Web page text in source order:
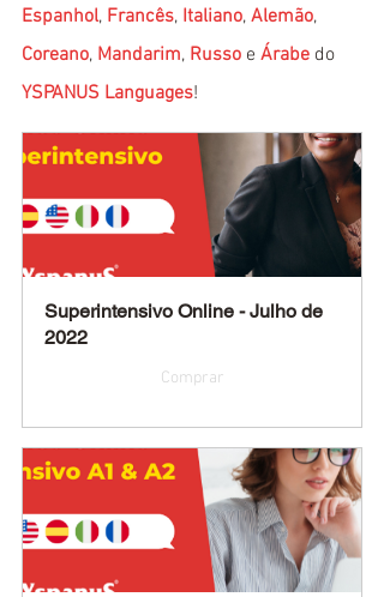
Espanhol, Francês, Italiano, Alemão,
Coreano, Mandarim, Russo e Árabe do
YSPANUS Languages!
Superintensivo Online - Julho de
2022
Comprar